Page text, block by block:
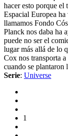
hacer esto porque el
Espacial Europea
llamamos Fondo
Planck nos daba ha
puede no ser el
lugar más allá de lo
Cox nos transporta
cuando se plantaron
Serie: Universe
1